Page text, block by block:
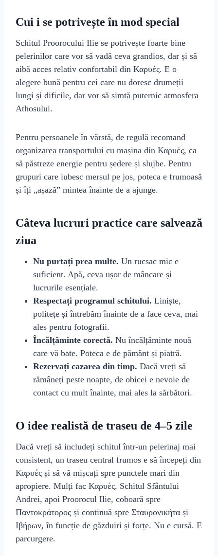
Cui i se potrivește în mod special
Schitul Proorocului Ilie se potrivește foarte bine
pelerinilor care vor să vadă ceva grandios, dar și să
aibă acces relativ confortabil din Καρυές. E o
alegere bună pentru cei care nu doresc drumeții
lungi și dificile, dar vor să simtă puternic atmosfera
Athosului.
Pentru persoanele în vârstă, de regulă recomand
organizarea transportului cu mașina din Καρυές, ca
să păstreze energie pentru ședere și slujbe. Pentru
grupuri care iubesc mersul pe jos, poteca e frumoasă
și îți „așază” mintea înainte de a ajunge.
Câteva lucruri practice care salvează
ziua
Nu purtați prea multe. Un rucsac mic e
suficient. Apă, ceva ușor de mâncare și
lucrurile esențiale.
Respectați programul schitului. Liniște,
politețe și întrebăm înainte de a face ceva, mai
ales pentru fotografii.
Încălțăminte corectă. Nu încălțăminte nouă
care vă bate. Poteca e de pământ și piatră.
Rezervați cazarea din timp. Dacă vreți să
rămâneți peste noapte, de obicei e nevoie de
contact cu mult înainte, mai ales la sărbători.
O idee realistă de traseu de 4–5 zile
Dacă vreți să includeți schitul într-un pelerinaj mai
consistent, un traseu central frumos e să începeți din
Καρυές și să vă mișcați spre punctele mari din
apropiere. Mulți fac Καρυές, Schitul Sfântului
Andrei, apoi Proorocul Ilie, coboară spre
Παντοκράτορος și continuă spre Σταυρονικήτα și
Ιβήρων, în funcție de găzduiri și forțe. Nu e cursă. E
parcurgere.